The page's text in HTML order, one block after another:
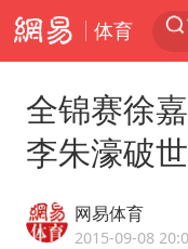
体育
全锦赛徐
李朱濠破
网易体育
2015-09-08